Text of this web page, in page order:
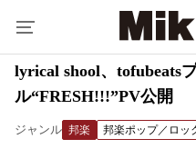
lyrical shool、tofubeats
ル“FRESH!!!”PV公開
ジャンル 邦楽 邦楽ポップ／ロッ